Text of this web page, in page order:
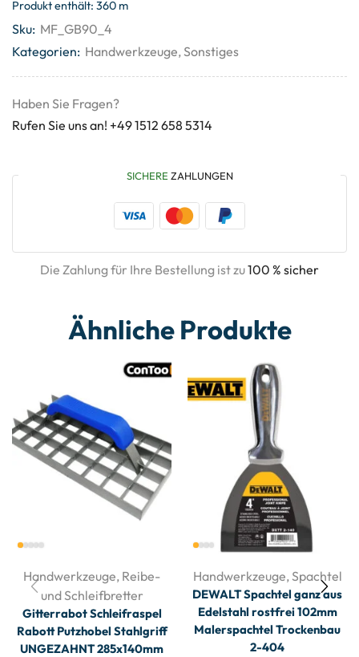
Produkt enthält: 360 m
Sku: MF_GB90_4
Kategorien: Handwerkzeuge,Sonstiges
Haben Sie Fragen?
Rufen Sie uns an! +49 1512 658 5314
SICHERE ZAHLUNGEN
Die Zahlung für Ihre Bestellung ist zu100 % sicher
Ähnliche Produkte
Handwerkzeuge, Reibe-
und Schleifbretter
Gitterrabot Schleifraspel
Rabott Putzhobel Stahlgriff
UNGEZAHNT 285x140mm
Handwerkzeuge, Spachtel
DEWALT Spachtel ganz aus
Edelstahl rostfrei 102mm
Malerspachtel Trockenbau
2-404